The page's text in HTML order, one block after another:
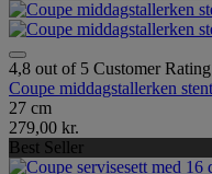
4,8 out of 5 Customer Rating
Coupe middagstallerken
27 cm
279,00 kr.
Best Seller